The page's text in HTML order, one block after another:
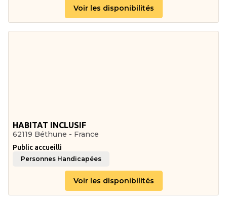
Voir les disponibilités
HABITAT INCLUSIF
62119 Béthune - France
Public accueilli
Personnes Handicapées
Voir les disponibilités